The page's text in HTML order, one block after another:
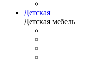
Детская
Детская мебель